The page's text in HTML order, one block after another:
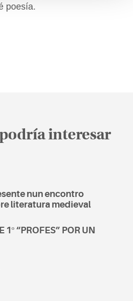
poesía.
interesar
nun encontro
literatura medieval
1º “PROFES” POR UN